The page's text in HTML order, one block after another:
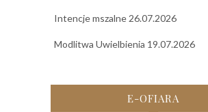
Intencje mszalne 26.07.2026
Modlitwa Uwielbienia 19.07.2026
E-OFIARA